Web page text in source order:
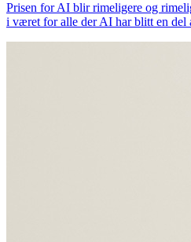
Prisen for AI blir rimeligere og
i været for alle der AI har blitt en del